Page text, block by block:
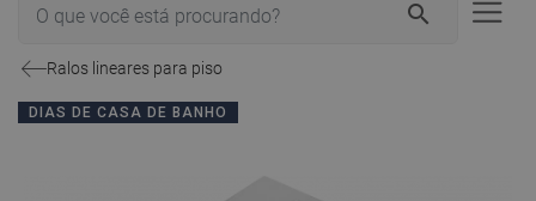
search
Ralos lineares para piso
DIAS DE CASA DE BANHO